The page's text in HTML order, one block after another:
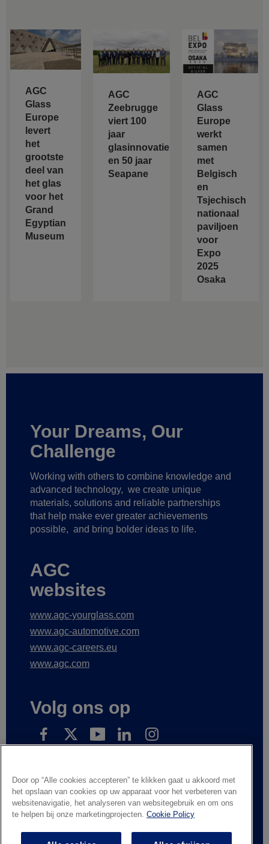
AGC
Glass
Europe
levert
het
grootste
deel van
het glas
voor het
Grand
Egyptian
Museum
AGC
Zeebrugge
viert 100
jaar
glasinnovatie
en 50 jaar
Seapane
AGC
Glass
Europe
werkt
samen
met
Belgisch
en
Tsjechisch
nationaal
paviljoen
voor
Expo
2025
Osaka
Your Dreams, Our
Challenge
Working with others to combine knowledge and
advanced technology, we create unique
materials, solutions and reliable partnerships
that help make ever greater achievements
possible, and bring bolder ideas to life.
AGC
websites
www.agc-yourglass.com
www.agc-automotive.com
www.agc-careers.eu
www.agc.com
Volg ons op
Subscribe to receive our news
Door op “Alle cookies accepteren” te klikken gaat u akkoord met
het opslaan van cookies op uw apparaat voor het verbeteren van
websitenavigatie, het analyseren van websitegebruik en om ons
te helpen bij onze marketingprojecten. Cookie Policy